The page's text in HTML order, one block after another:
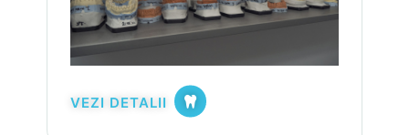
VEZI DETALII